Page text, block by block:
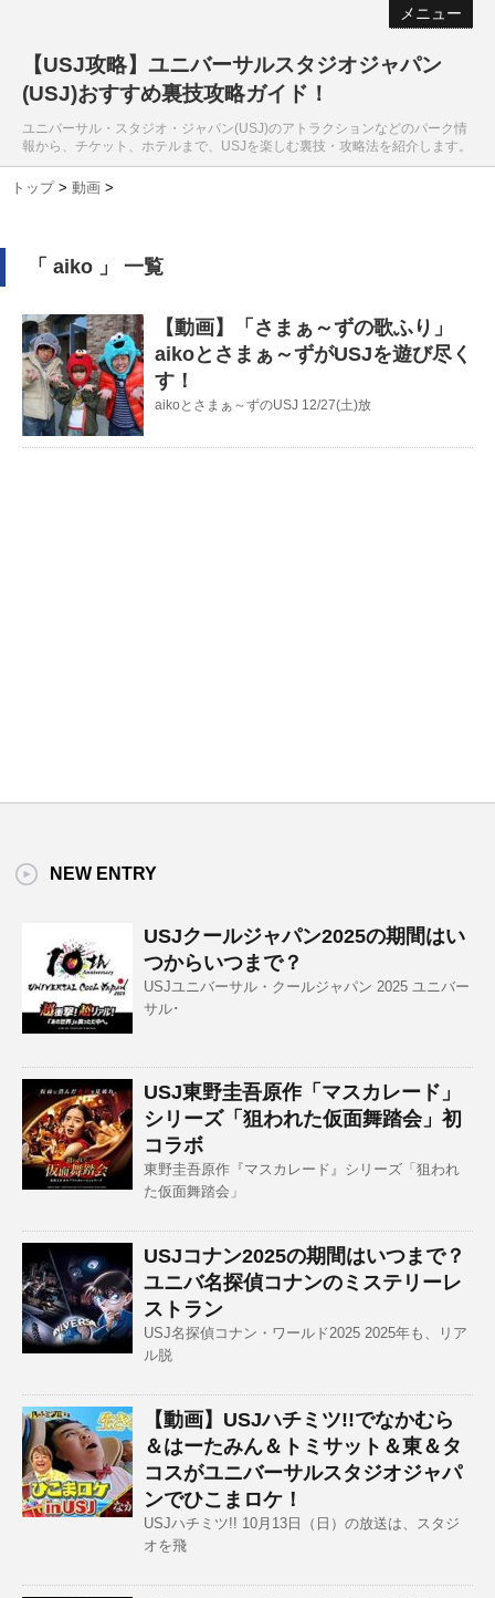
メニュー
【USJ攻略】ユニバーサルスタジオジャパン
(USJ)おすすめ裏技攻略ガイド！
ユニバーサル・スタジオ・ジャパン(USJ)のアトラクションなどのパーク情
報から、チケット、ホテルまで、USJを楽しむ裏技・攻略法を紹介します。
トップ > 動画 >
「 aiko 」 一覧
【動画】「さまぁ～ずの歌ふり」
aikoとさまぁ～ずがUSJを遊び尽く
す！
aikoとさまぁ～ずのUSJ 12/27(土)放
NEW ENTRY
USJクールジャパン2025の期間はい
つからいつまで？
USJユニバーサル・クールジャパン 2025 ユニバー
サル･
USJ東野圭吾原作「マスカレード」
シリーズ「狙われた仮面舞踏会」初
コラボ
東野圭吾原作『マスカレード』シリーズ「狙われ
た仮面舞踏会」
USJコナン2025の期間はいつまで？
ユニバ名探偵コナンのミステリーレ
ストラン
USJ名探偵コナン・ワールド2025 2025年も、リア
ル脱
【動画】USJハチミツ!!でなかむら
＆はーたみん＆トミサット＆東＆タ
コスがユニバーサルスタジオジャパ
ンでひこまロケ！
USJハチミツ!! 10月13日（日）の放送は、スタジ
オを飛